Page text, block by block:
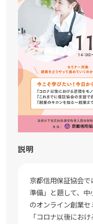
説明
京都信用保証協会
準備」と題して、中
のオンライン創業セ
「コロナ以後にお